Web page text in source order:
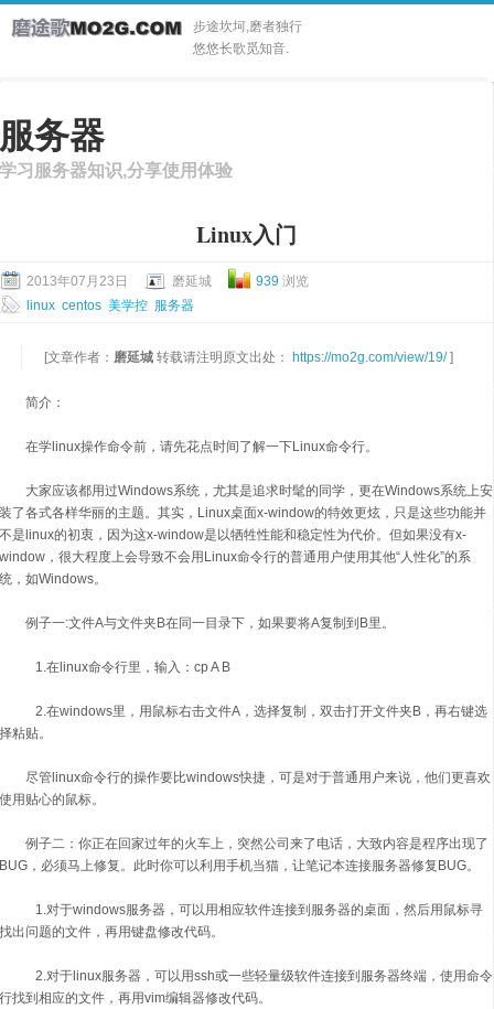
步途坎坷,磨者独行
悠悠长歌觅知音.
服务器
学习服务器知识,分享使用体验
Linux入门
2013年07月23日 磨延城 939 浏览
linux centos 美学控 服务器
[文章作者： 磨延城 转载请注明原文出处： https://mo2g.com/view/19/]
简介：
在学linux操作命令前，请先花点时间了解一下Linux命令行。
大家应该都用过Windows系统，尤其是追求时髦的同学，更在Windows系统上安
装了各式各样华丽的主题。其实，Linux桌面x-window的特效更炫，只是这些功能并
不是linux的初衷，因为这x-window是以牺牲性能和稳定性为代价。但如果没有x-
window，很大程度上会导致不会用Linux命令行的普通用户使用其他“人性化”的系
统，如Windows。
例子一:文件A与文件夹B在同一目录下，如果要将A复制到B里。
1.在linux命令行里，输入：cp A B
2.在windows里，用鼠标右击文件A，选择复制，双击打开文件夹B，再右键选
择粘贴。
尽管linux命令行的操作要比windows快捷，可是对于普通用户来说，他们更喜欢
使用贴心的鼠标。
例子二：你正在回家过年的火车上，突然公司来了电话，大致内容是程序出现了
BUG，必须马上修复。此时你可以利用手机当猫，让笔记本连接服务器修复BUG。
1.对于windows服务器，可以用相应软件连接到服务器的桌面，然后用鼠标寻
找出问题的文件，再用键盘修改代码。
2.对于linux服务器，可以用ssh或一些轻量级软件连接到服务器终端，使用命令
行找到相应的文件，再用vim编辑器修改代码。